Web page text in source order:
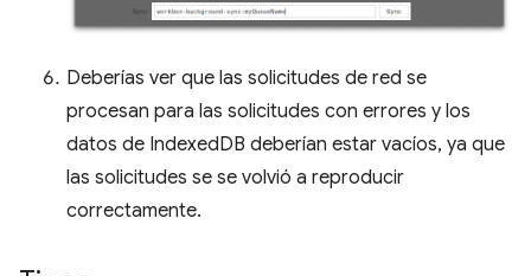
Deberías ver que las solicitudes de red se
procesan para las solicitudes con errores y los
datos de IndexedDB deberían estar vacíos, ya que
las solicitudes se se volvió a reproducir
correctamente.